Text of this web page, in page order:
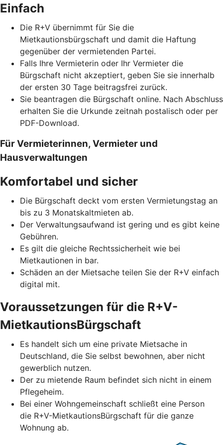
Einfach
Die R+V übernimmt für Sie die
Mietkautionsbürgschaft und damit die Haftung
gegenüber der vermietenden Partei.
Falls Ihre Vermieterin oder Ihr Vermieter die
Bürgschaft nicht akzeptiert, geben Sie sie innerhalb
der ersten 30 Tage beitragsfrei zurück.
Sie beantragen die Bürgschaft online. Nach Abschluss
erhalten Sie die Urkunde zeitnah postalisch oder per
PDF-Download.
Für Vermieterinnen, Vermieter und
Hausverwaltungen
Komfortabel und sicher
Die Bürgschaft deckt vom ersten Vermietungstag an
bis zu 3 Monatskaltmieten ab.
Der Verwaltungsaufwand ist gering und es gibt keine
Gebühren.
Es gilt die gleiche Rechtssicherheit wie bei
Mietkautionen in bar.
Schäden an der Mietsache teilen Sie der R+V einfach
digital mit.
Voraussetzungen für die R+V-
MietkautionsBürgschaft
Es handelt sich um eine private Mietsache in
Deutschland, die Sie selbst bewohnen, aber nicht
gewerblich nutzen.
Der zu mietende Raum befindet sich nicht in einem
Pflegeheim.
Bei einer Wohngemeinschaft schließt eine Person
die R+V-MietkautionsBürgschaft für die ganze
Wohnung ab.